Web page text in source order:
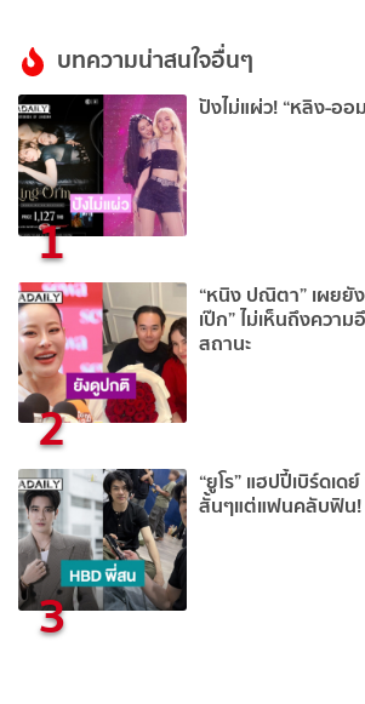
บทความน่าสนใจอื่นๆ
1
ปังไม่แผ่ว! “หลิง-ออ
2
“หนิง ปณิตา” เผย
เป๊ก” ไม่เห็นถึงควา
สถานะ
3
“ยูโร” แฮปปี้เบิร์ดเ
สั้นๆแต่แฟนคลับฟิน!